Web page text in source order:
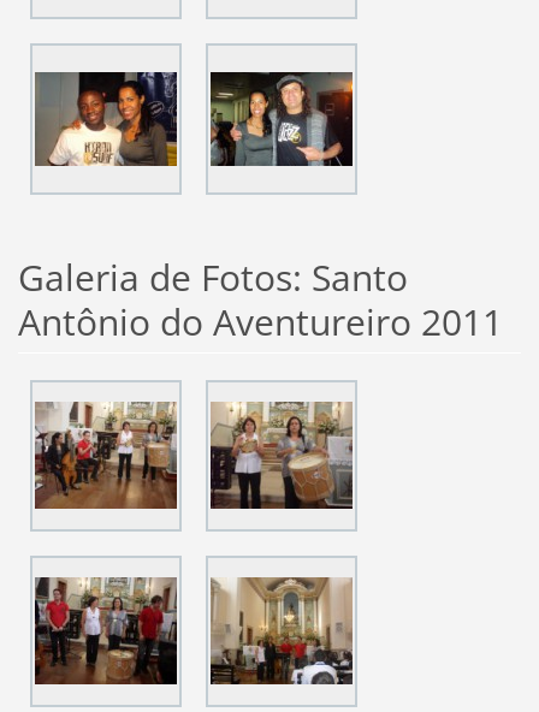
Galeria de Fotos: Santo
Antônio do Aventureiro 2011